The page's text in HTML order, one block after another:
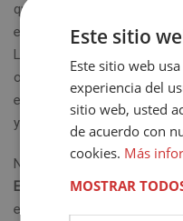
que trabajan día tras
estándares de calidad por
La obtención del sello de
orgullo para todos
esforzándonos para
y el mejor asesoramiento en
No obstante, no
Excellence Educationsin
estudiantes.
Este sitio
Este sitio web
experiencia del
sitio web, usted
de acuerdo con
cookies. Más
MOSTRAR